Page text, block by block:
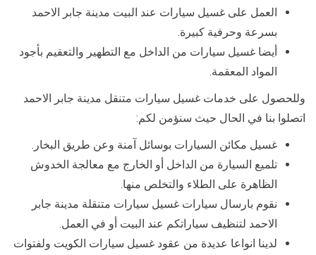
العمل على غسيل سيارات عند البيت مدينة جابر الاحمد
بسرعة وحرفية كبيرة.
أيضا غسيل سيارات من الداخل مع التطهير والتعقيم بأجود
المواد المعقمة.
وللحصول على خدمات غسيل سيارات متنقل مدينة جابر الاحمد
اتصلوا بنا في الحال حيث سنؤمن لكم:
غسيل مكائن السيارات بوسائل آمنة وعن طريق البخار.
تلميع السيارة من الداخل أو الخارج مع معالجة الخدوش
الظاهرة على الطلاء والتخلص منها.
نقوم بارسال سيارات غسيل سيارات متنقلة مدينة جابر
الاحمد لتنظيف سياراتكم عند البيت أو في العمل.
لدينا انواعا عديدة من عقود غسيل سيارات الكويت ولفتوات